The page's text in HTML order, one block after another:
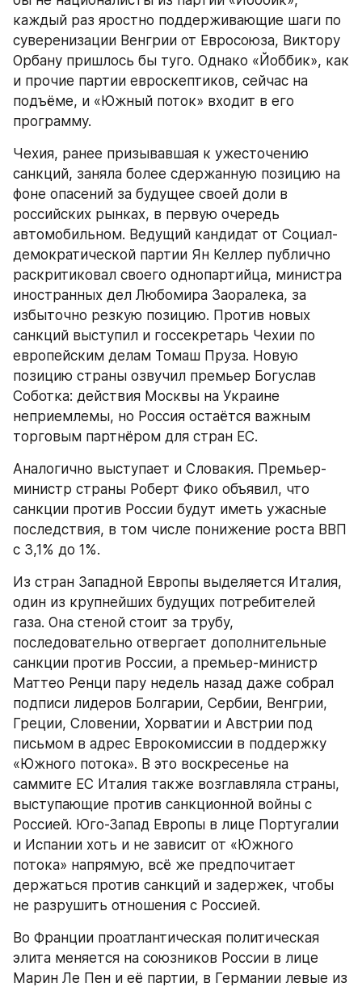
каждый раз яростно поддерживающие шаги по
суверенизации Венгрии от Евросоюза, Виктору
Орбану пришлось бы туго. Однако «Йоббик», как
и прочие партии евроскептиков, сейчас на
подъёме, и «Южный поток» входит в его
программу.
Чехия, ранее призывавшая к ужесточению
санкций, заняла более сдержанную позицию на
фоне опасений за будущее своей доли в
российских рынках, в первую очередь
автомобильном. Ведущий кандидат от Социал-
демократической партии Ян Келлер публично
раскритиковал своего однопартийца, министра
иностранных дел Любомира Заоралека, за
избыточно резкую позицию. Против новых
санкций выступил и госсекретарь Чехии по
европейским делам Томаш Пруза. Новую
позицию страны озвучил премьер Богуслав
Соботка: действия Москвы на Украине
неприемлемы, но Россия остаётся важным
торговым партнёром для стран ЕС.
Аналогично выступает и Словакия. Премьер-
министр страны Роберт Фико объявил, что
санкции против России будут иметь ужасные
последствия, в том числе понижение роста ВВП
с 3,1% до 1%.
Из стран Западной Европы выделяется Италия,
один из крупнейших будущих потребителей
газа. Она стеной стоит за трубу,
последовательно отвергает дополнительные
санкции против России, а премьер-министр
Маттео Ренци пару недель назад даже собрал
подписи лидеров Болгарии, Сербии, Венгрии,
Греции, Словении, Хорватии и Австрии под
письмом в адрес Еврокомиссии в поддержку
«Южного потока». В это воскресенье на
саммите ЕС Италия также возглавляла страны,
выступающие против санкционной войны с
Россией. Юго-Запад Европы в лице Португалии
и Испании хоть и не зависит от «Южного
потока» напрямую, всё же предпочитает
держаться против санкций и задержек, чтобы
не разрушить отношения с Россией.
Во Франции проатлантическая политическая
элита меняется на союзников России в лице
Марин Ле Пен и её партии, в Германии левые из